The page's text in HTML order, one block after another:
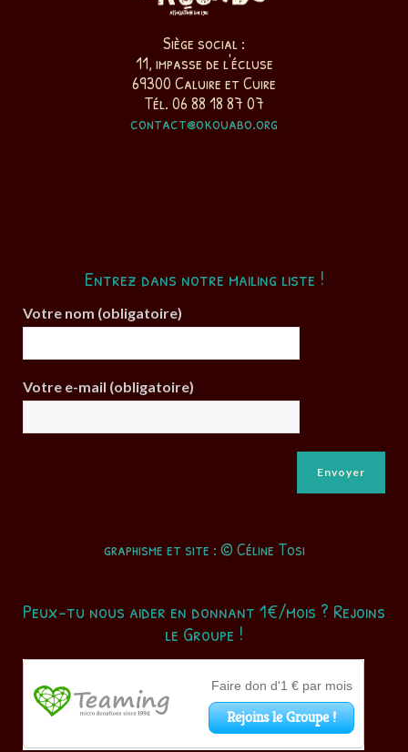
Siège social :
11, impasse de l'écluse
69300 Caluire et Cuire
Tél. 06 88 18 87 07
contact@okouabo.org
Entrez dans notre mailing liste !
Votre nom (obligatoire)
Votre e-mail (obligatoire)
graphisme et site : © Céline Tosi
Peux-tu nous aider en donnant 1€/mois ? Rejoins
le Groupe !